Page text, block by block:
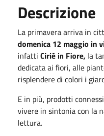
Descrizione
La primavera arriva in
domenica 12 maggio in
infatti Cirié in Fiore, la
dedicata ai fiori, alle
risplendere di colori i
E in più, prodotti
vivere in sintonia con la
lettura.